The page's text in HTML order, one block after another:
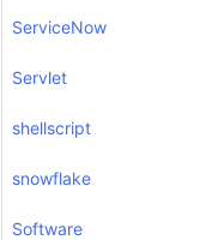
ServiceNow
Servlet
shellscript
snowflake
Software